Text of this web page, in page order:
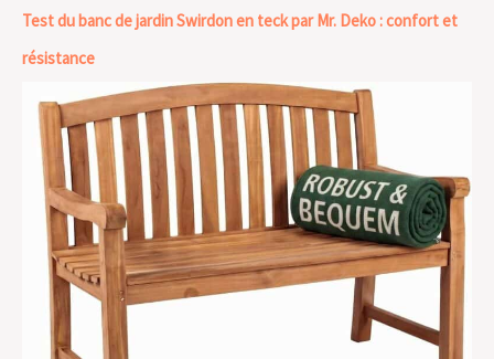
Test du banc de jardin Swirdon en teck par Mr. Deko : confort et
résistance